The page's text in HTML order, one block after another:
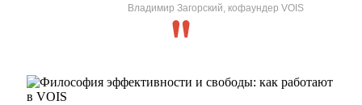
Владимир Загорский, кофаундер VOIS